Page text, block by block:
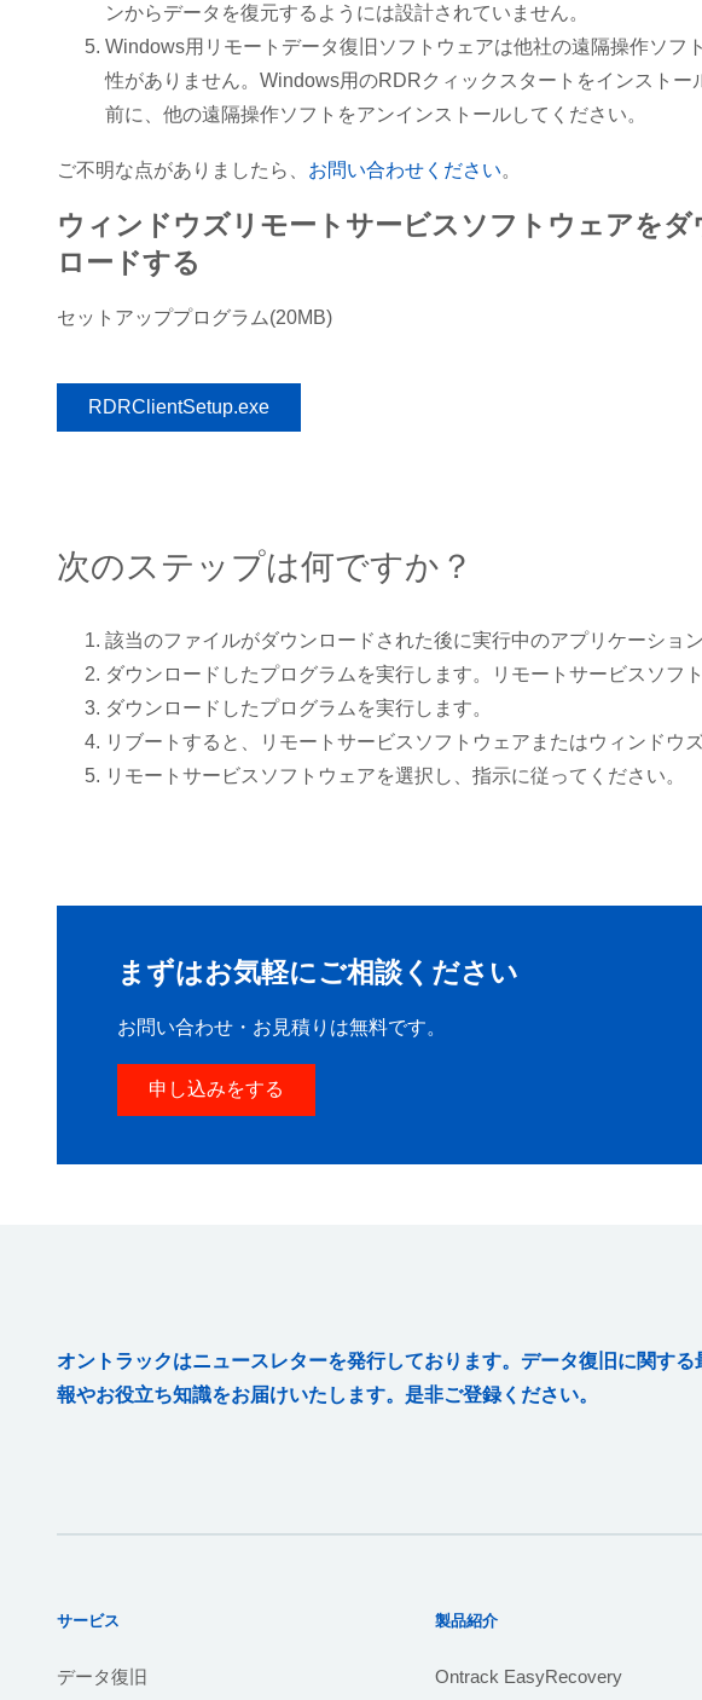
ンからデータを復元するようには設計されていません。
Windows用リモートデータ復旧ソフトウェアは他社の遠隔操作ソフ
性がありません。Windows用のRDRクィックスタートをインストー
前に、他の遠隔操作ソフトをアンインストールしてください。
ご不明な点がありましたら、 お問い合わせください。
ウィンドウズリモートサービスソフトウェアをダ
ロードする
セットアッププログラム(20MB)
RDRClientSetup.exe
次のステップは何ですか？
該当のファイルがダウンロードされた後に実行中のアプリケーショ
ダウンロードしたプログラムを実行します。リモートサービスソフ
ダウンロードしたプログラムを実行します。
リブートすると、リモートサービスソフトウェアまたはウィンドウ
リモートサービスソフトウェアを選択し、指示に従ってください。
まずはお気軽にご相談ください
お問い合わせ・お見積りは無料です。
申し込みをする
オントラックはニュースレターを発行しております。データ復旧に関する
報やお役立ち知識をお届けいたします。是非ご登録ください。
サービス
データ復旧
製品紹介
Ontrack EasyRecovery